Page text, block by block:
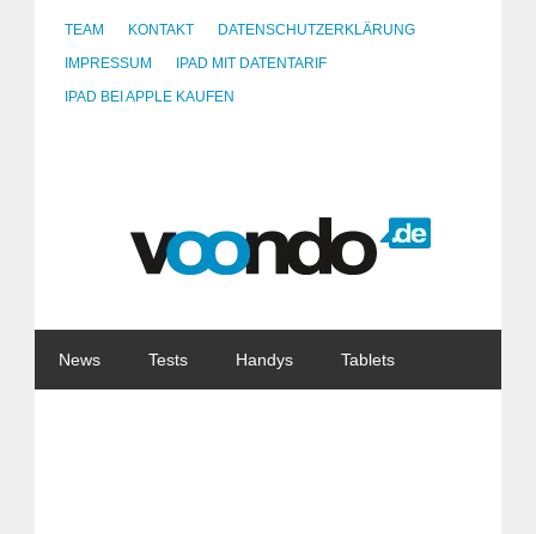
TEAM KONTAKT
DATENSCHUTZERKLÄRUNG
IMPRESSUM
IPAD MIT DATENTARIF
IPAD BEI APPLE KAUFEN
News Tests Handys Tablets